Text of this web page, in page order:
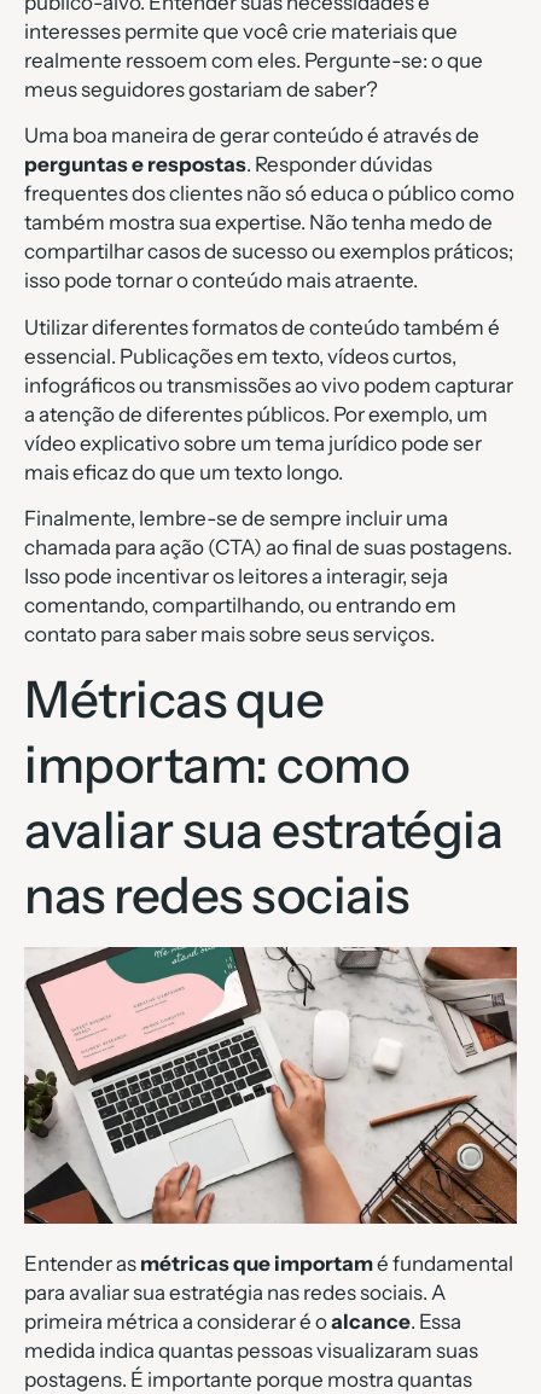
interesses permite que você crie materiais que
realmente ressoem com eles. Pergunte-se: o que
meus seguidores gostariam de saber?
Uma boa maneira de gerar conteúdo é através de
perguntas e respostas. Responder dúvidas
frequentes dos clientes não só educa o público como
também mostra sua expertise. Não tenha medo de
compartilhar casos de sucesso ou exemplos práticos;
isso pode tornar o conteúdo mais atraente.
Utilizar diferentes formatos de conteúdo também é
essencial. Publicações em texto, vídeos curtos,
infográficos ou transmissões ao vivo podem capturar
a atenção de diferentes públicos. Por exemplo, um
vídeo explicativo sobre um tema jurídico pode ser
mais eficaz do que um texto longo.
Finalmente, lembre-se de sempre incluir uma
chamada para ação (CTA) ao final de suas postagens.
Isso pode incentivar os leitores a interagir, seja
comentando, compartilhando, ou entrando em
contato para saber mais sobre seus serviços.
Métricas que
importam: como
avaliar sua estratégia
nas redes sociais
Entender as métricas que importamé fundamental
para avaliar sua estratégia nas redes sociais. A
primeira métrica a considerar é oalcance. Essa
medida indica quantas pessoas visualizaram suas
postagens. É importante porque mostra quantas